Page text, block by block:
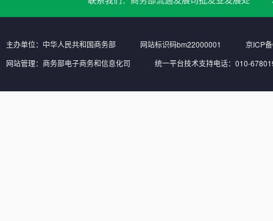
主办单位：中华人民共和国商务部 网站标识码bm22000001
京ICP
网站管理：商务部电子商务和信息化司
统一平台技术支持电话：010-